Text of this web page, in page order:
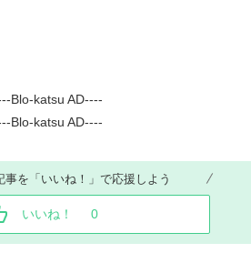
Blo-katsu AD----
Blo-katsu AD----
事を「いいね！」で応援しよう
いいね！ 0